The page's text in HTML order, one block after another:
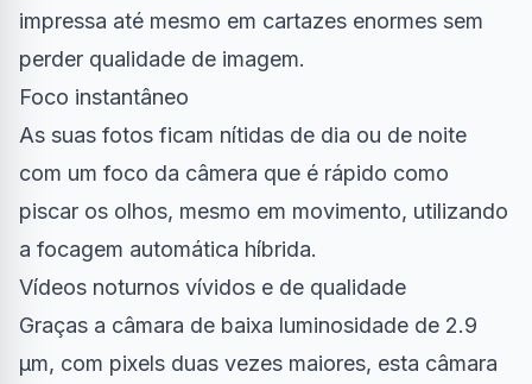
impressa até mesmo em cartazes enormes sem
perder qualidade de imagem.
Foco instantâneo
As suas fotos ficam nítidas de dia ou de noite
com um foco da câmera que é rápido como
piscar os olhos, mesmo em movimento, utilizando
a focagem automática híbrida.
Vídeos noturnos vívidos e de qualidade
Graças a câmara de baixa luminosidade de 2.9
μm, com pixels duas vezes maiores, esta câmara